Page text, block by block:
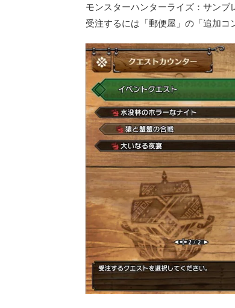
モンスターハンターライズ：サンブ
受注するには「郵便屋」の「追加コ